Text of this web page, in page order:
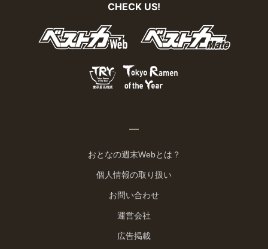
CHECK US!
おとなの週末Webとは？
個人情報の取り扱い
お問い合わせ
運営会社
広告掲載